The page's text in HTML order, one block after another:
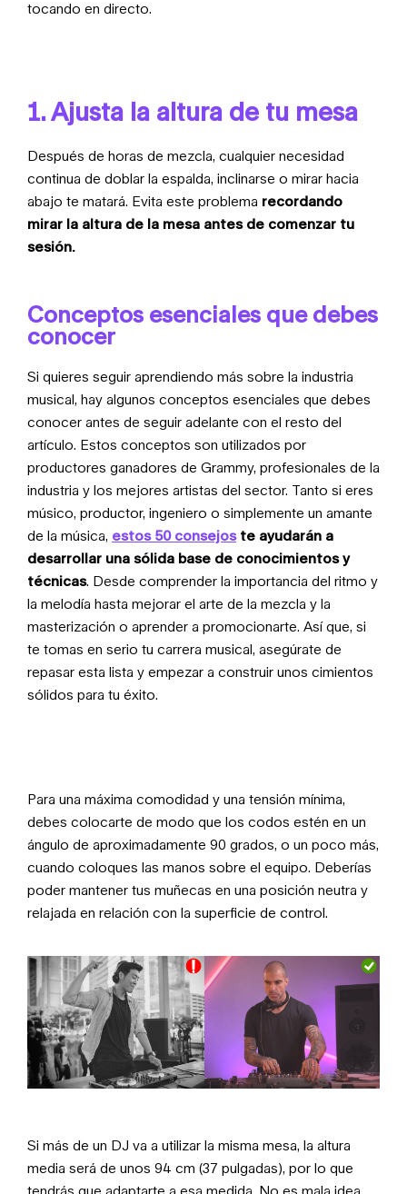
tocando en directo.
1. Ajusta la altura de tu mesa
Después de horas de mezcla, cualquier necesidad
continua de doblar la espalda, inclinarse o mirar hacia
abajo te matará. Evita este problema recordando
mirar la altura de la mesa antes de comenzar tu
sesión.
Conceptos esenciales que debes
conocer
Si quieres seguir aprendiendo más sobre la industria
musical, hay algunos conceptos esenciales que debes
conocer antes de seguir adelante con el resto del
artículo. Estos conceptos son utilizados por
productores ganadores de Grammy, profesionales de la
industria y los mejores artistas del sector. Tanto si eres
músico, productor, ingeniero o simplemente un amante
de la música, estos 50 consejoste ayudarán a
desarrollar una sólida base de conocimientos y
técnicas. Desde comprender la importancia del ritmo y
la melodía hasta mejorar el arte de la mezcla y la
masterización o aprender a promocionarte. Así que, si
te tomas en serio tu carrera musical, asegúrate de
repasar esta lista y empezar a construir unos cimientos
sólidos para tu éxito.
Para una máxima comodidad y una tensión mínima,
debes colocarte de modo que los codos estén en un
ángulo de aproximadamente 90 grados, o un poco más,
cuando coloques las manos sobre el equipo. Deberías
poder mantener tus muñecas en una posición neutra y
relajada en relación con la superficie de control.
Si más de un DJ va a utilizar la misma mesa, la altura
media será de unos 94 cm (37 pulgadas), por lo que
tendrás que adaptarte a esa medida. No es mala idea